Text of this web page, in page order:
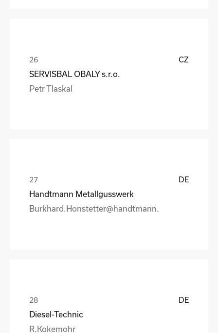
CZ
SERVISBAL OBALY s.r.o.
Petr Tlaskal
DE
Handtmann Metallgusswerk
Burkhard.Honstetter@handtmann.
DE
Diesel-Technic
R.Kokemohr